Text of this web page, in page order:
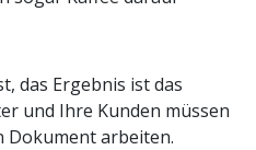
das Ergebnis ist das
und Ihre Kunden müssen
Dokument arbeiten.